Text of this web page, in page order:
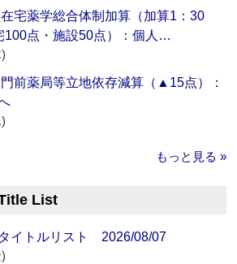
在宅薬学総合体制加算（加算1：30
100点・施設50点）：個人…
門前薬局等立地依存減算（▲15点）：
もっと見る »
List
イトルリスト 2026/08/07